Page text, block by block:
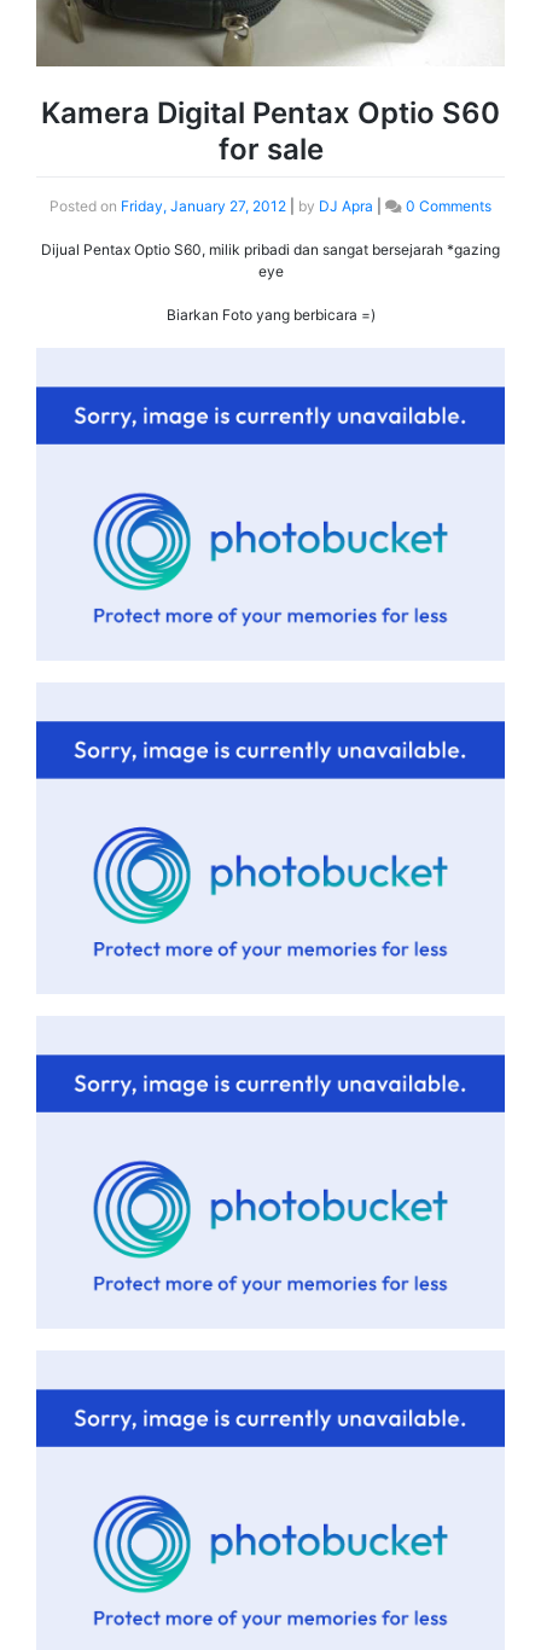
Kamera Digital Pentax Optio S60
for sale
Posted on Friday, January 27, 2012 by DJ Apra 0 Comments
Dijual Pentax Optio S60, milik pribadi dan sangat bersejarah *gazing
eye
Biarkan Foto yang berbicara =)